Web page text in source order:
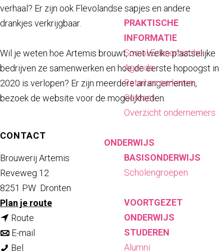
PRAKTISCHE
INFORMATIE
Social Economische
Agenda
Retail en parkeren
Contact
Overzicht ondernemers
ONDERWIJS
BASISONDERWIJS
Scholengroepen
VOORTGEZET
ONDERWIJS
STUDEREN
Alumni
verhaal? Er zijn ook Flevolandse sapjes en andere
drankjes verkrijgbaar.
Wil je weten hoe Artemis brouwt, met welke plaatselijke
bedrijven ze samenwerken en hoe de eerste hopoogst in
2020 is verlopen? Er zijn meerdere arrangementen,
bezoek de website voor de mogelijkheden.
CONTACT
Brouwerij Artemis
Reveweg 12
8251 PW Dronten
Plan je routen
Route
a
E-mail
Bel